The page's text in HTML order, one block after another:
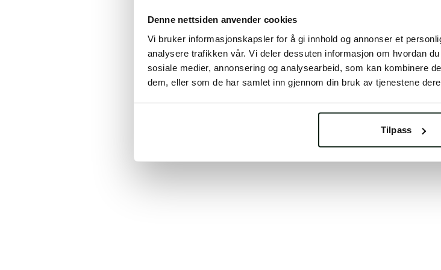
Denne nettsiden anvender cookies
Vi bruker informasjonskapsler for å gi innhold og annonser et
analysere trafikken vår. Vi deler dessuten informasjon om hvordan
sosiale medier, annonsering og analysearbeid, som kan kombinere
dem, eller som de har samlet inn gjennom din bruk av tjenestene
Tilpass
try waiting a moment or
Clearing your browser cache may
We apologize for the